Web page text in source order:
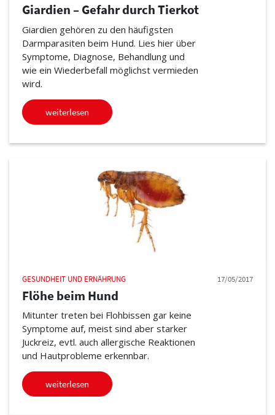
Giardien – Gefahr durch Tierkot
Giardien gehören zu den häufigsten
Darmparasiten beim Hund. Lies hier über
Symptome, Diagnose, Behandlung und
wie ein Wiederbefall möglichst vermieden
wird.
weiterlesen
GESUNDHEIT UND ERNÄHRUNG 17/05/2017
Flöhe beim Hund
Mitunter treten bei Flohbissen gar keine
Symptome auf, meist sind aber starker
Juckreiz, evtl. auch allergische Reaktionen
und Hautprobleme erkennbar.
weiterlesen